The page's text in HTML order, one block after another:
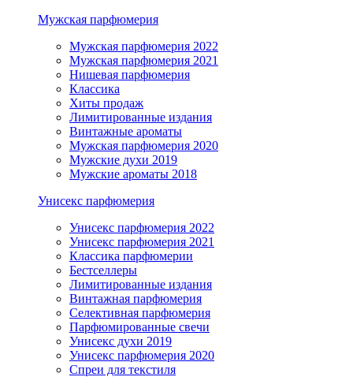
Мужская парфюмерия
Мужская парфюмерия 2022
Мужская парфюмерия 2021
Нишевая парфюмерия
Классика
Хиты продаж
Лимитированные издания
Винтажные ароматы
Мужская парфюмерия 2020
Мужские духи 2019
Мужские ароматы 2018
Унисекс парфюмерия
Унисекс парфюмерия 2022
Унисекс парфюмерия 2021
Классика парфюмерии
Бестселлеры
Лимитированные издания
Винтажная парфюмерия
Селективная парфюмерия
Парфюмированные свечи
Унисекс духи 2019
Унисекс парфюмерия 2020
Спреи для текстиля